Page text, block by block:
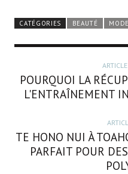
CATÉGORIES BEAUTÉ MODE
POURQUOI LA
L'ENTRAÎNEMENT
TE HONO NUI À
PARFAIT POUR